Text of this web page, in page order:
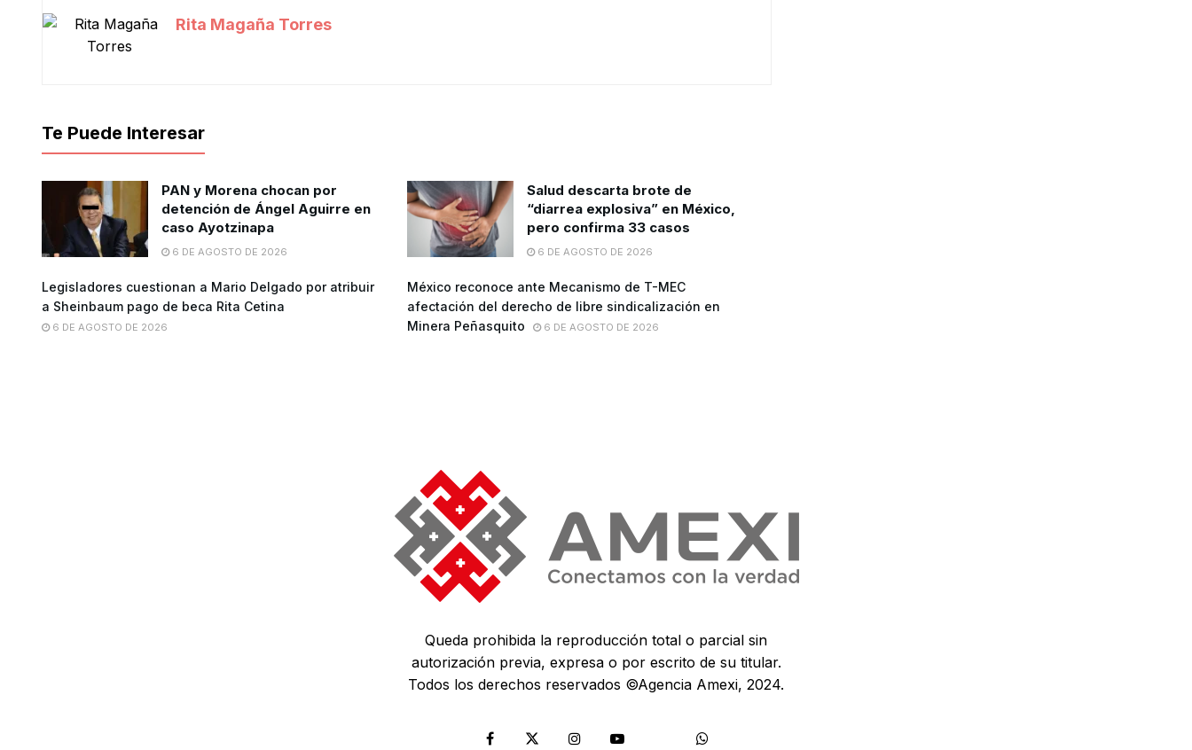
Rita Magaña Torres
Te Puede Interesar
PAN y Morena chocan por
detención de Ángel Aguirre en
caso Ayotzinapa
6 DE AGOSTO DE 2026
Salud descarta brote de
“diarrea explosiva” en México,
pero confirma 33 casos
6 DE AGOSTO DE 2026
Legisladores cuestionan a Mario Delgado por atribuir
a Sheinbaum pago de beca Rita Cetina
6 DE AGOSTO DE 2026
México reconoce ante Mecanismo de T-MEC
afectación del derecho de libre sindicalización en
Minera Peñasquito
6 DE AGOSTO DE 2026
Queda prohibida la reproducción total o parcial sin
autorización previa, expresa o por escrito de su titular.
Todos los derechos reservados ©Agencia Amexi, 2024.